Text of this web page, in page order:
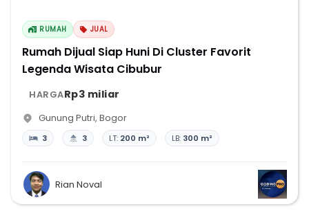
RUMAH JUAL
Rumah Dijual Siap Huni Di Cluster Favorit
Legenda Wisata Cibubur
HARGARp3 miliar
Gunung Putri, Bogor
3 3 LT: 200 m² LB: 300 m²
Rian Noval